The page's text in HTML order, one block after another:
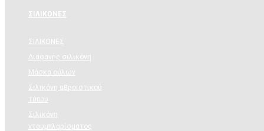
ΣΙΛΙΚΟΝΕΣ
ΣΙΛΙΚΟΝΕΣ
Διαφανής σιλικόνη
Μάσκα ούλων
Σιλικόνη αθροιστικού
τύπου
Σιλικόνη
ντουμπλαρίσματος